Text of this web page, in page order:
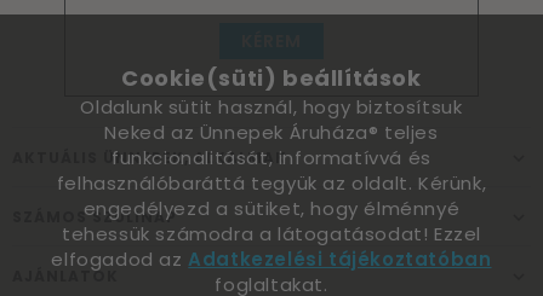
AKTUÁLIS ÜNNEPEK, ALKALMAK
SZÁMOS SZÜLINAP
AJÁNLATOK
Cookie(süti) beállítások
Oldalunk sütit használ, hogy biztosítsuk
Neked az Ünnepek Áruháza® teljes
funkcionalitását, informatívvá és
felhasználóbaráttá tegyük az oldalt. Kérünk,
engedélyezd a sütiket, hogy élménnyé
tehessük számodra a látogatásodat! Ezzel
elfogadod az Adatkezelési tájékoztatóban
foglaltakat.